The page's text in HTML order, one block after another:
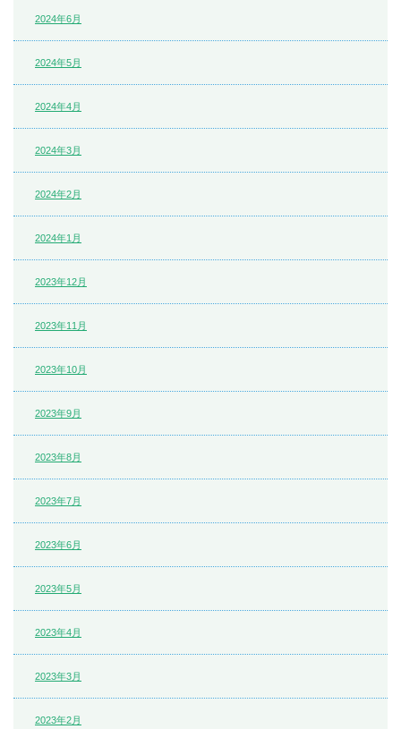
2024年6月
2024年5月
2024年4月
2024年3月
2024年2月
2024年1月
2023年12月
2023年11月
2023年10月
2023年9月
2023年8月
2023年7月
2023年6月
2023年5月
2023年4月
2023年3月
2023年2月